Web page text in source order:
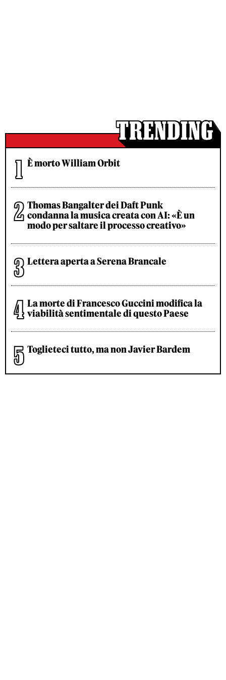
È morto William Orbit
Thomas Bangalter dei Daft Punk
condanna la musica creata con AI: «È un
modo per saltare il processo creativo»
Lettera aperta a Serena Brancale
La morte di Francesco Guccini modifica la
viabilità sentimentale di questo Paese
Toglieteci tutto, ma non Javier Bardem